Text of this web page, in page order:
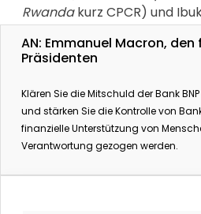
Rwandakurz CPCR) und
überzeugt, dassdie BNP
welche Folgen die
Geldtransfers haben würde.
Die NGOs haben nun Klage
eingereicht:wegen
AN: Emmanuel Macron,
Präsidenten
Klären Sie die Mitschuld der Bank
und stärken Sie die Kontrolle von
finanzielle Unterstützung von
Verantwortung gezogen werden.